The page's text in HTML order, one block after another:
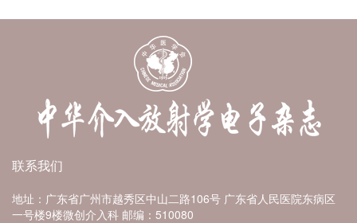
联系我们
地址：广东省广州市越秀区中山二路106号 广东省人民医院东病区
一号楼9楼微创介入科 邮编：510080